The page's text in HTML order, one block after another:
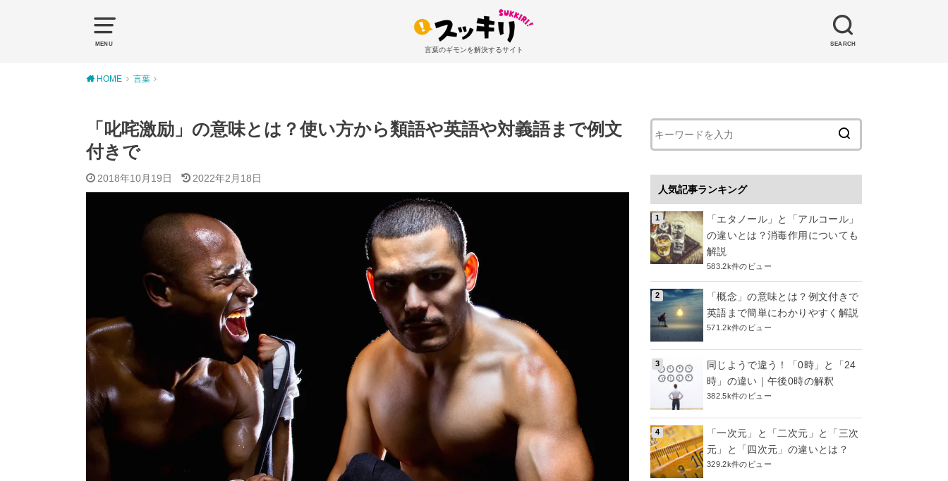
MENU SEARCH
言葉のギモンを解決するサイト
HOME 言葉
「叱咤激励」の意味とは？使い方から類語や英語や対義語まで例文
付きで
2018年10月19日 2022年2月18日
人気記事ランキング
「エタノール」と「アルコール」
の違いとは？消毒作用についても
解説
583.2k件のビュー
「概念」の意味とは？例文付きで
英語まで簡単にわかりやすく解説
571.2k件のビュー
同じようで違う！「0時」と「24
時」の違い｜午後0時の解釈
382.5k件のビュー
「一次元」と「二次元」と「三次
元」と「四次元」の違いとは？
329.2k件のビュー